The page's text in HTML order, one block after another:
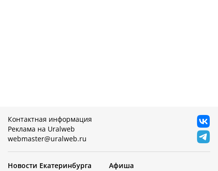
Контактная информация
Реклама на Uralweb
webmaster@uralweb.ru
Новости Екатеринбурга
Афиша